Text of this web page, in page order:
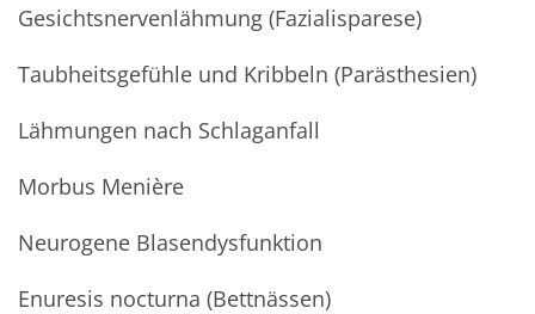
Gesichtsnervenlähmung (Fazialisparese)
Taubheitsgefühle und Kribbeln (Parästhesien)
Lähmungen nach Schlaganfall
Morbus Menière
Neurogene Blasendysfunktion
Enuresis nocturna (Bettnässen)